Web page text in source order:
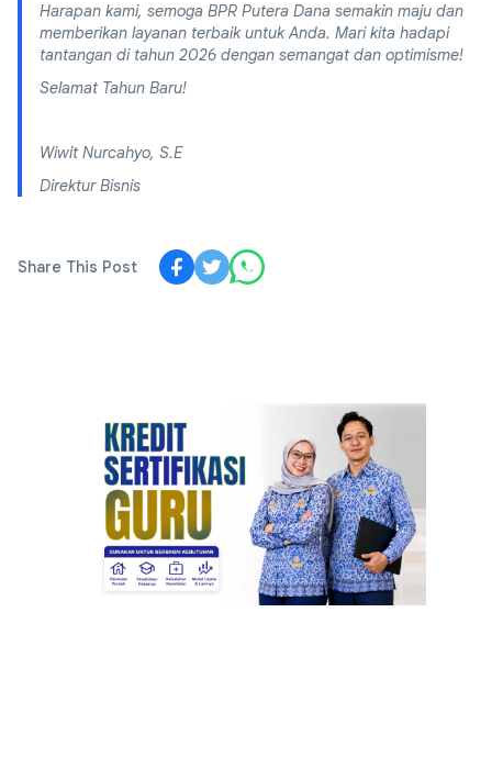
Harapan kami, semoga BPR Putera Dana semakin maju dan
memberikan layanan terbaik untuk Anda. Mari kita hadapi
tantangan di tahun 2026 dengan semangat dan optimisme!
Selamat Tahun Baru!
Wiwit Nurcahyo, S.E
Direktur Bisnis
Share This Post